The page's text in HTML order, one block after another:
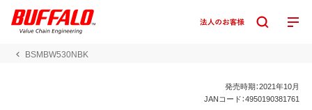
BSMBW530NBK
発売時期：2021年10月
JANコード：4950190381761